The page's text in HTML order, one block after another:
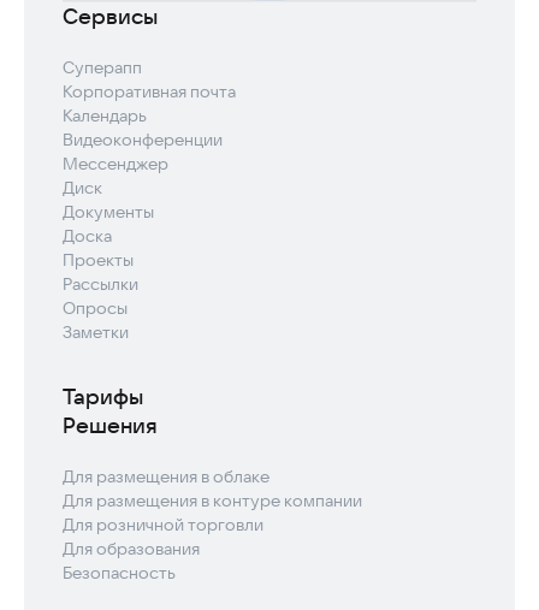
Сервисы
Суперапп
Корпоративная почта
Календарь
Видеоконференции
Мессенджер
Диск
Документы
Доска
Проекты
Рассылки
Опросы
Заметки
Тарифы
Решения
Для размещения в облаке
Для размещения в контуре компании
Для розничной торговли
Для образования
Безопасность